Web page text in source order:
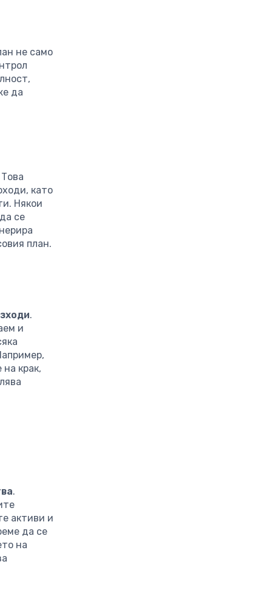
не само
да
Това
като
Някои
се
план.
.
и
крак,
.
активи и
да се
на